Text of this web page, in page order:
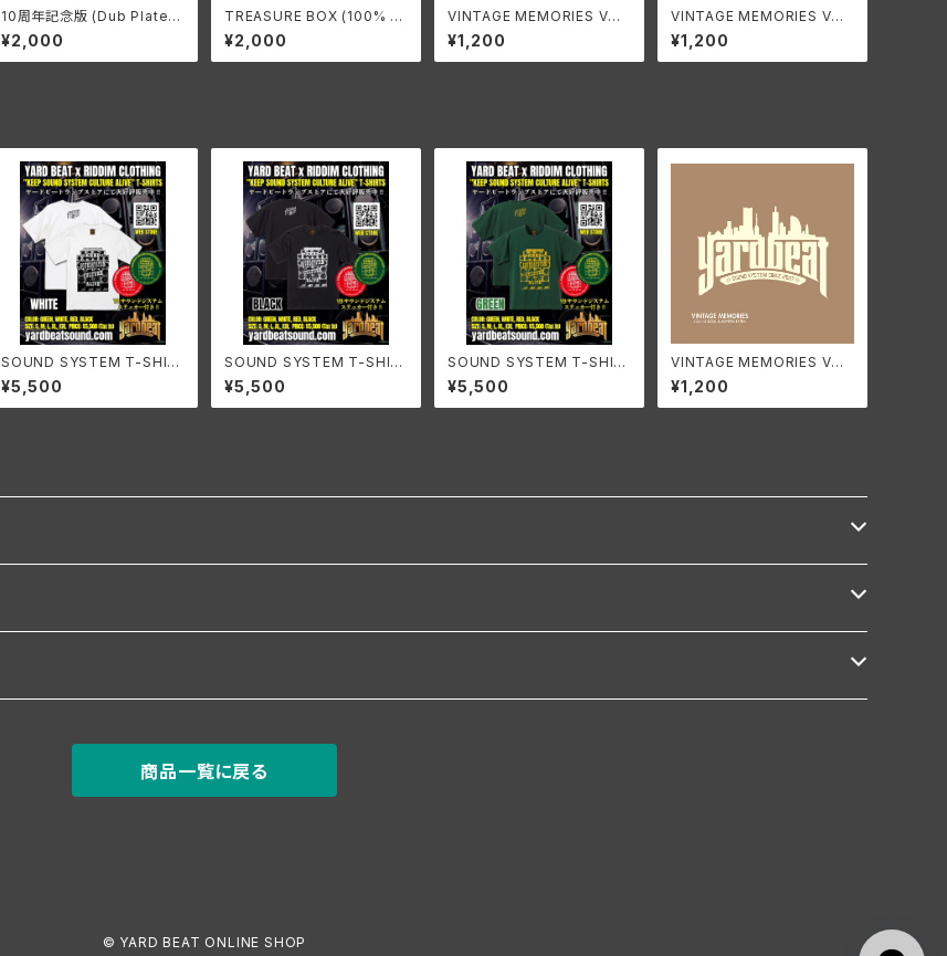
10周年記念版 (Dub Plate A
lbum / Non-Mixed) ~RO
OTS & CULTURE~
¥2,000
TREASURE BOX (100% D
UB PLATE ALBUM) ~GON
E BUT NEVER FORGOTTE
N
¥2,000
VINTAGE MEMORIES VO
L.5 ~LOVE & RUDE~
¥1,200
VINTAGE MEMORIES VO
L.1 ~ROCK STEADY MIX~
¥1,200
SOUND SYSTEM T-SHIR
T YARDBEAT X RIDDIM C
LOTHING [WHITE]
¥5,500
SOUND SYSTEM T-SHIR
T YARDBEAT X RIDDIM C
LOTHING [BLACK]
¥5,500
SOUND SYSTEM T-SHIR
T YARDBEAT X RIDDIM C
LOTHING [GREEN]
¥5,500
VINTAGE MEMORIES VO
L.13 ~SOUL & LOVERS EX
TRA~
¥1,200
商品一覧に戻る
© YARD BEAT ONLINE SHOP